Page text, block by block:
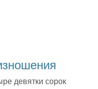
девятки сорок